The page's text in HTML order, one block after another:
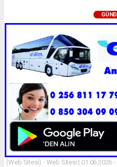
(Web Sitesi) - Web Sitesi | 01.06.2026